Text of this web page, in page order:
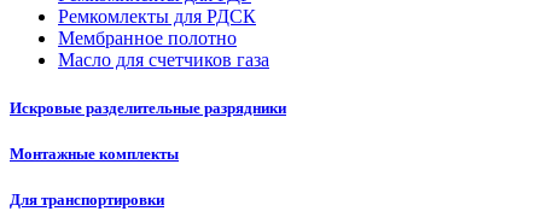
Ремкомлекты для РДСК
Мембранное полотно
Масло для счетчиков газа
Искровые разделительные разрядники
Монтажные комплекты
Для транспортировки